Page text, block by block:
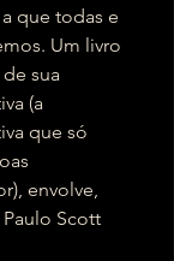
que todas e
Um livro
sua
(a
que só
envolve,
Scott